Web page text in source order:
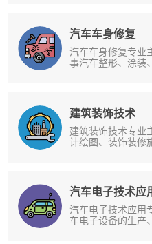
汽车车身修复
汽车车身修复专业
事汽车整形、涂装
建筑装饰技术
建筑装饰技术专业
计绘图、装饰装修
汽车电子技术应
汽车电子技术应用
车电子设备的生产